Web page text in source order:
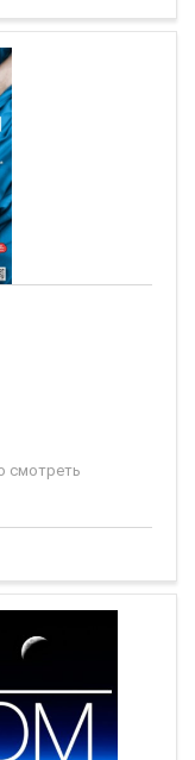
смотреть
альтернативой
"Стыд" режиссёра
- мужчина